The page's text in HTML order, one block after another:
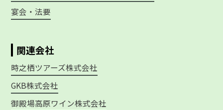
宴会・法要
関連会社
時之栖ツアーズ株式会社
GKB株式会社
御殿場高原ワイン株式会社